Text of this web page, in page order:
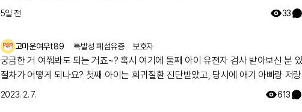
5일 전 33
고마운여우t89 특발성 폐섬유증 보호자
궁금한 거 여쭤봐도 되는 거죠~? 혹시 여기에 둘째 아이 유전자 검사 받아보신 분
절차가 어떻게 되나요? 첫째 아이는 희귀질환 진단받았고, 당시에 애기 아빠랑 저랑
자 검사했는데 돌연변이라고 하시더라구요.. 둘째 임신했는데 유전은 안 된다지만
2023. 2. 7. 613